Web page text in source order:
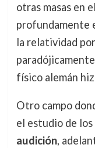
otras masas en
profundamente
la relatividad
físico alemán
Otro campo
el estudio de los
audición,